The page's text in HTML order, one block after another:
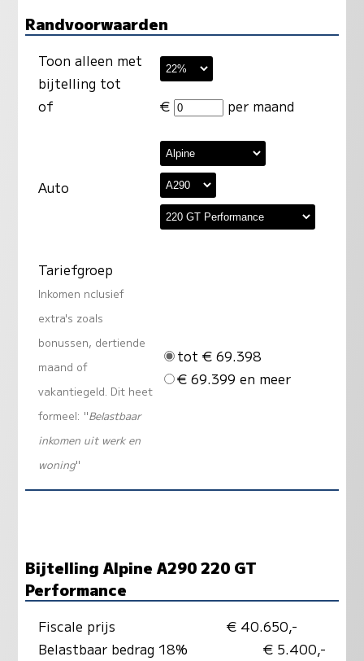
Randvoorwaarden
Toon alleen met
bijtelling tot
of
€ per maand
Auto
Tariefgroep
Inkomen nclusief
extra's zoals
bonussen, dertiende
maand of
vakantiegeld. Dit heet
formeel: "Belastbaar
inkomen uit werk en
woning"
tot € 69.398
€ 69.399 en meer
Bijtelling Alpine A290 220 GT
Performance
Fiscale prijs
€ 40.650,-
Belastbaar bedrag 18%
€ 5.400,-